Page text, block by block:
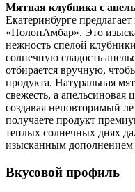
Мятная клубника с
Екатеринбурге
«ПолонАмбар». Это
нежность спелой
солнечную сладость
отбирается вручную,
продукта. Натуральная
свежесть, а апельсиновая
создавая неповторимый
получаете продукт
теплых солнечных днях
изысканным дополнением
Вкусовой профиль